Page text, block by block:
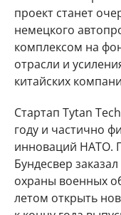
проект станет
немецкого
комплексом на
отрасли и
китайских
Стартап Tytan
году и частично
инноваций НАТО.
Бундесвер
охраны военных
летом открыть